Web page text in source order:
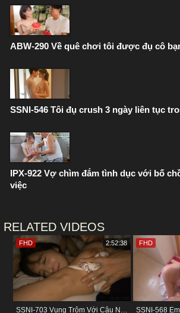
ABW-290 Về quê chơi tôi được đụ cô
SSNI-546 Tôi đụ crush 3 ngày liên tục
IPX-922 Vợ chìm đắm tình dục với bố
việc
RELATED VIDEOS
SSNI-703 Vụng Trộm Với Cậu Nhân Viên Ngay Bên Cạnh Chồng
FHD 2:52:38 FHD